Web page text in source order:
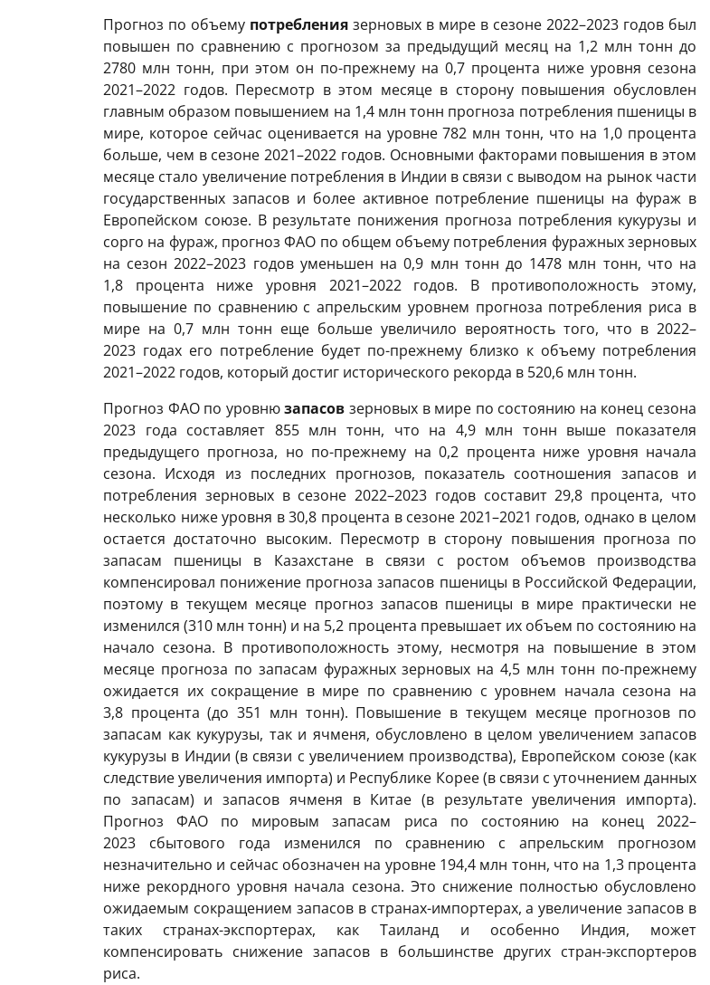
Прогноз по объему потребления зерновых в мире в сезоне 2022–2023 годов был
повышен по сравнению с прогнозом за предыдущий месяц на 1,2 млн тонн до
2780 млн тонн, при этом он по-прежнему на 0,7 процента ниже уровня сезона
2021–2022 годов. Пересмотр в этом месяце в сторону повышения обусловлен
главным образом повышением на 1,4 млн тонн прогноза потребления пшеницы в
мире, которое сейчас оценивается на уровне 782 млн тонн, что на 1,0 процента
больше, чем в сезоне 2021–2022 годов. Основными факторами повышения в этом
месяце стало увеличение потребления в Индии в связи с выводом на рынок части
государственных запасов и более активное потребление пшеницы на фураж в
Европейском союзе. В результате понижения прогноза потребления кукурузы и
сорго на фураж, прогноз ФАО по общем объему потребления фуражных зерновых
на сезон 2022–2023 годов уменьшен на 0,9 млн тонн до 1478 млн тонн, что на
1,8 процента ниже уровня 2021–2022 годов. В противоположность этому,
повышение по сравнению с апрельским уровнем прогноза потребления риса в
мире на 0,7 млн тонн еще больше увеличило вероятность того, что в 2022–
2023 годах его потребление будет по-прежнему близко к объему потребления
2021–2022 годов, который достиг исторического рекорда в 520,6 млн тонн.
Прогноз ФАО по уровнюзапасов зерновых в мире по состоянию на конец сезона
2023 года составляет 855 млн тонн, что на 4,9 млн тонн выше показателя
предыдущего прогноза, но по-прежнему на 0,2 процента ниже уровня начала
сезона. Исходя из последних прогнозов, показатель соотношения запасов и
потребления зерновых в сезоне 2022–2023 годов составит 29,8 процента, что
несколько ниже уровня в 30,8 процента в сезоне 2021–2021 годов, однако в целом
остается достаточно высоким. Пересмотр в сторону повышения прогноза по
запасам пшеницы в Казахстане в связи с ростом объемов производства
компенсировал понижение прогноза запасов пшеницы в Российской Федерации,
поэтому в текущем месяце прогноз запасов пшеницы в мире практически не
изменился (310 млн тонн) и на 5,2 процента превышает их объем по состоянию на
начало сезона. В противоположность этому, несмотря на повышение в этом
месяце прогноза по запасам фуражных зерновых на 4,5 млн тонн по-прежнему
ожидается их сокращение в мире по сравнению с уровнем начала сезона на
3,8 процента (до 351 млн тонн). Повышение в текущем месяце прогнозов по
запасам как кукурузы, так и ячменя, обусловлено в целом увеличением запасов
кукурузы в Индии (в связи с увеличением производства), Европейском союзе (как
следствие увеличения импорта) и Республике Корее (в связи с уточнением данных
по запасам) и запасов ячменя в Китае (в результате увеличения импорта).
Прогноз ФАО по мировым запасам риса по состоянию на конец 2022–
2023 сбытового года изменился по сравнению с апрельским прогнозом
незначительно и сейчас обозначен на уровне 194,4 млн тонн, что на 1,3 процента
ниже рекордного уровня начала сезона. Это снижение полностью обусловлено
ожидаемым сокращением запасов в странах-импортерах, а увеличение запасов в
таких странах-экспортерах, как Таиланд и особенно Индия, может
компенсировать снижение запасов в большинстве других стран-экспортеров
риса.